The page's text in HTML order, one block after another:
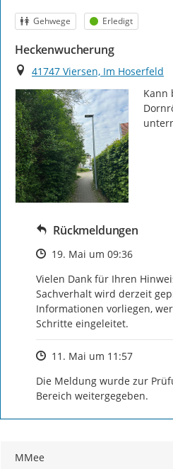
Kategorie
Gehwege Status
Erledigt
Heckenwucherung
Ort
41747 Viersen, Im Hoserfeld
Kann
Rückmeldungen
Zeitpunkt des Erstellens
19. Mai um 09:36
Vielen Dank für Ihren
Sachverhalt wird derzeit
Informationen vorliegen,
Schritte eingeleitet.
Zeitpunkt des Erstellens
11. Mai um 11:57
Die Meldung wurde zur
Bereich weitergegeben.
MMee